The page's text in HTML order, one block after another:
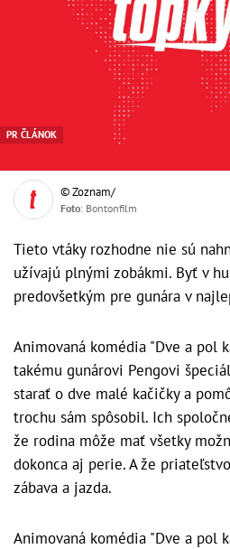
PR ČLÁNOK
© Zoznam/
Foto: Bontonfilm
Tieto vtáky rozhodne nie sú
užívajú plnými zobákmi. Byť v
predovšetkým pre gunára v
Animovaná komédia "Dve a pol
takému gunárovi Pengovi
starať o dve malé kačičky a
trochu sám spôsobil. Ich
že rodina môže mať všetky
dokonca aj perie. A že
zábava a jazda.
Animovaná komédia "Dve a pol